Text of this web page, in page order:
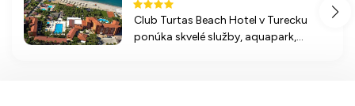
Club Turtas Beach Hotel v Turecku
ponúka skvelé služby, aquapark,